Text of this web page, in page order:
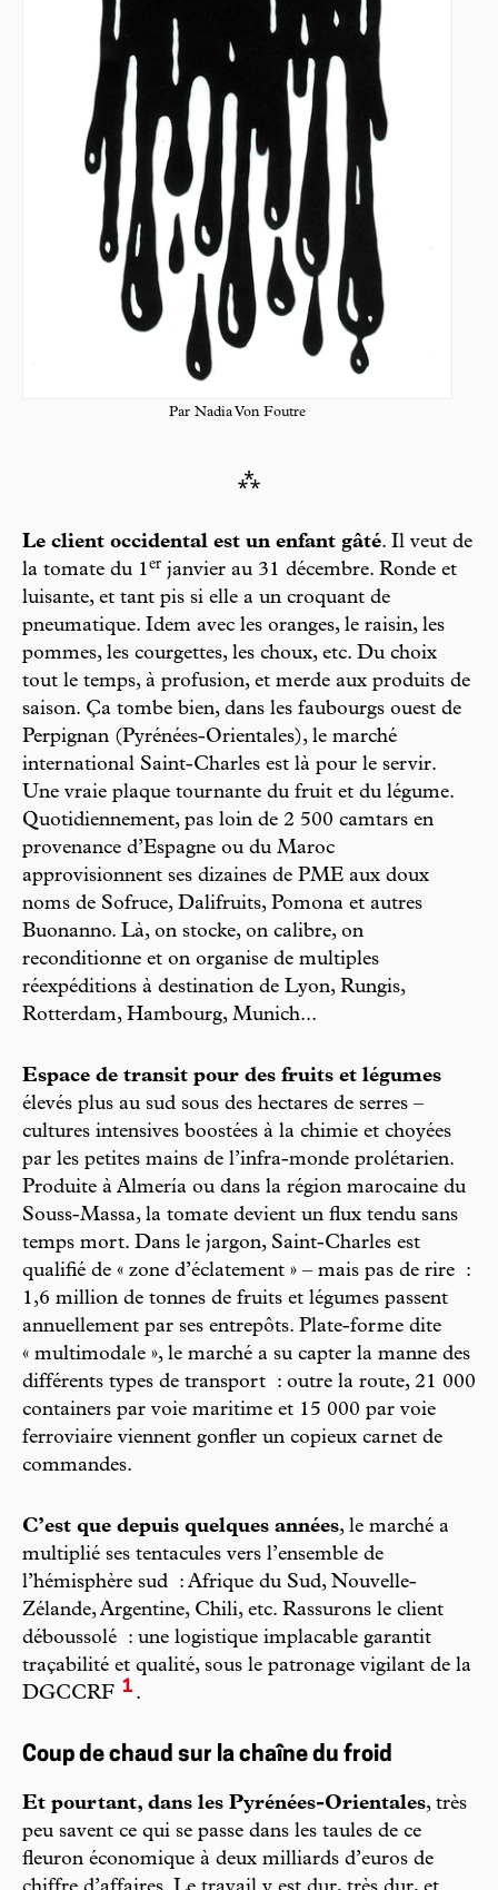
Par Nadia Von Foutre
⁂
Le client occidental est un enfant gâté. Il veut de
la tomate du 1er janvier au 31 décembre. Ronde et
luisante, et tant pis si elle a un croquant de
pneumatique. Idem avec les oranges, le raisin, les
pommes, les courgettes, les choux, etc. Du choix
tout le temps, à profusion, et merde aux produits de
saison. Ça tombe bien, dans les faubourgs ouest de
Perpignan (Pyrénées-Orientales), le marché
international Saint-Charles est là pour le servir.
Une vraie plaque tournante du fruit et du légume.
Quotidiennement, pas loin de 2 500 camtars en
provenance d’Espagne ou du Maroc
approvisionnent ses dizaines de PME aux doux
noms de Sofruce, Dalifruits, Pomona et autres
Buonanno. Là, on stocke, on calibre, on
reconditionne et on organise de multiples
réexpéditions à destination de Lyon, Rungis,
Rotterdam, Hambourg, Munich...
Espace de transit pour des fruits et légumes
élevés plus au sud sous des hectares de serres –
cultures intensives boostées à la chimie et choyées
par les petites mains de l’infra-monde prolétarien.
Produite à Almería ou dans la région marocaine du
Souss-Massa, la tomate devient un flux tendu sans
temps mort. Dans le jargon, Saint-Charles est
qualifié de « zone d’éclatement » – mais pas de rire :
1,6 million de tonnes de fruits et légumes passent
annuellement par ses entrepôts. Plate-forme dite
« multimodale », le marché a su capter la manne des
différents types de transport : outre la route, 21 000
containers par voie maritime et 15 000 par voie
ferroviaire viennent gonfler un copieux carnet de
commandes.
C’est que depuis quelques années, le marché a
multiplié ses tentacules vers l’ensemble de
l’hémisphère sud : Afrique du Sud, Nouvelle-
Zélande, Argentine, Chili, etc. Rassurons le client
déboussolé : une logistique implacable garantit
traçabilité et qualité, sous le patronage vigilant de la
DGCCRF 1 .
Coup de chaud sur la chaîne du froid
Et pourtant, dans les Pyrénées-Orientales, très
peu savent ce qui se passe dans les taules de ce
fleuron économique à deux milliards d’euros de